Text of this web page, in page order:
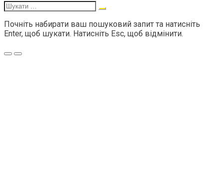
Шукати:
Почніть набирати ваш пошуковий запит та натисніть
Enter, щоб шукати. Натисніть Esc, щоб відмінити.
Меню